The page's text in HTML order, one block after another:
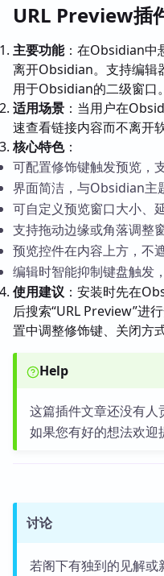
URL Preview插
主要功能：在Obsidian中
离开Obsidian。支持编辑
用于Obsidian的二级窗口。
适用场景 ：当用户在
速查看链接内容而不离开
核心特色：
可配置修饰键触发预览，
界面简洁，与Obsidian主
可自定义预览窗口大小、
支持拖动边缘或角落调整
预览控件在内容上方，不
编辑时智能抑制键盘触发
使用建议 ：安装时先在
后搜索“URL Preview”进
置中调整修饰键、关闭方
Help
这篇插件文章还没有人
如果您有好的想法欢迎
讨论
若阁下有独到的见解